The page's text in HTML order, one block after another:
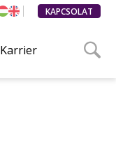
KAPCSOLAT
Karrier